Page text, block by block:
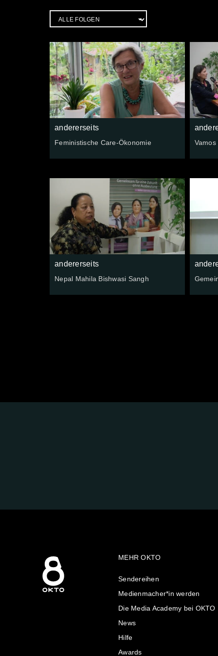
andererseits
Feministische Care-Ökonomie
andererseits
Nepal Mahila Bishwasi Sangh
MEHR OKTO
Sendereihen
Medienmacher*in werden
Die Media Academy bei OKTO
News
Hilfe
Awards